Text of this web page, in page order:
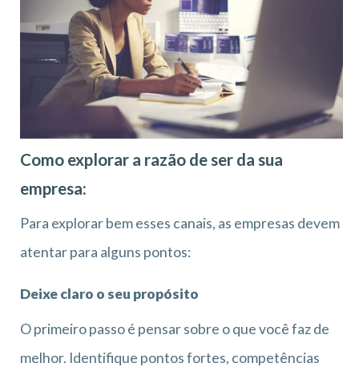
Como explorar a razão de ser da sua
empresa:
Para explorar bem esses canais, as empresas devem
atentar para alguns pontos:
Deixe claro o seu propósito
O primeiro passo é pensar sobre o que você faz de
melhor. Identifique pontos fortes, competências